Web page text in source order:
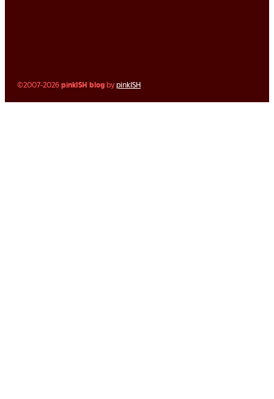
©2007-2026pinkISH blog bypinkISH